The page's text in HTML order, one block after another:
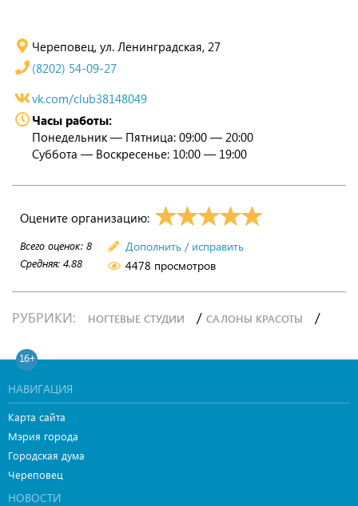
Череповец, ул. Ленинградская, 27
(8202) 54-09-27
vk.com/club38148049
Часы работы:
Понедельник — Пятница: 09:00 — 20:00
Суббота — Воскресенье: 10:00 — 19:00
Оцените организацию:
Всего оценок: 8
Средняя: 4.88
Дополнить / исправить
4478 просмотров
РУБРИКИ: НОГТЕВЫЕ СТУДИИ / САЛОНЫ КРАСОТЫ /
16+
НАВИГАЦИЯ
Карта сайта
Мэрия города
Городская дума
Череповец
НОВОСТИ